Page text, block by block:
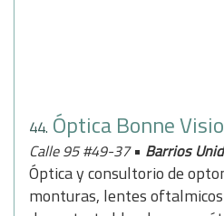
44. Óptica Bonne
Calle 95 #49-37• Barrios
Óptica y consultorio de
monturas, lentes